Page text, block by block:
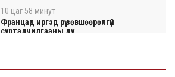
10 цаг 58 минут
Францад иргэд рүү зөвшөөрөлгүй
сурталчилгааны ду...
11 цаг 2 минут